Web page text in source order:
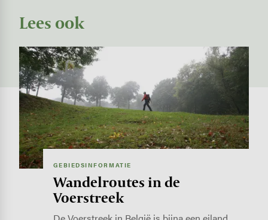
Lees ook
Image
GEBIEDSINFORMATIE
Wandelroutes in de
Voerstreek